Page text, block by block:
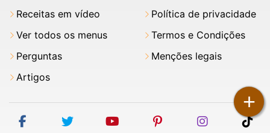
+
Receitas em vídeo
Ver todos os menus
Perguntas
Artigos
Política de privacidade
Termos e Condições
Menções legais
facebooktwitter youtubepinterestinstagram